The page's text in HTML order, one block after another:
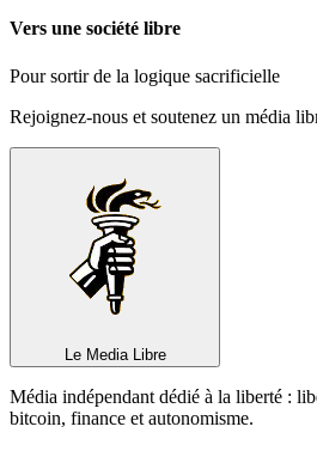
Vers une société libre
Pour sortir de la logique sacrificielle
Rejoignez-nous et soutenez un média
Le Media Libre
Média indépendant dédié à la liberté :
bitcoin, finance et autonomisme.